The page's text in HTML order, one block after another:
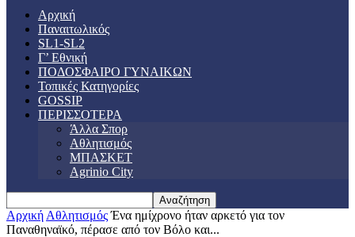
Αρχική
Παναιτωλικός
SL1-SL2
Γ’ Εθνική
ΠΟΔΟΣΦΑΙΡΟ ΓΥΝΑΙΚΩΝ
Τοπικές Κατηγορίες
GOSSIP
ΠΕΡΙΣΣΟΤΕΡΑ
Άλλα Σπορ
Αθλητισμός
ΜΠΑΣΚΕΤ
Agrinio City
Αρχική Αθλητισμός Ένα ημίχρονο ήταν αρκετό για τον
Παναθηναϊκό, πέρασε από τον Βόλο και...